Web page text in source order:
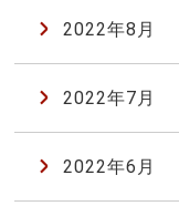
2022年8月
2022年7月
2022年6月